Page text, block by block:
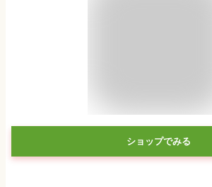
ショップでみる